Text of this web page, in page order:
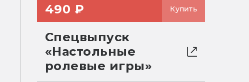
490 ₽ Купить
Спецвыпуск
«Настольные
ролевые игры»